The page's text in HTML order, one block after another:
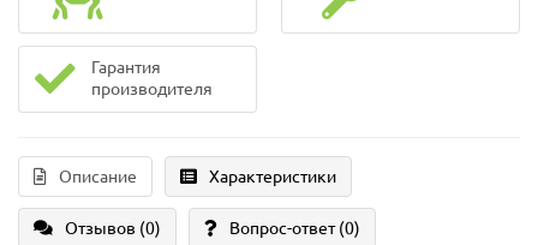
Гарантия
производителя
Описание Характеристики
Отзывов (0) Вопрос-ответ(0)